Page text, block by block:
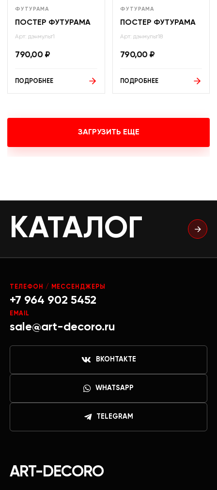
ФУТУРАМА
ПОСТЕР ФУТУРАМА
Арт: дэнмульт1
790,00 ₽
ПОДРОБНЕЕ
ФУТУРАМА
ПОСТЕР ФУТУРАМА
Арт: дэнмульт18
790,00 ₽
ПОДРОБНЕЕ
ЗАГРУЗИТЬ ЕЩЕ
КАТАЛОГ
ART-DECORO
ТЕЛЕФОН / МЕССЕНДЖЕРЫ
+7 964 902 5452
EMAIL
sale@art-decoro.ru
ВКОНТАКТЕ
WHATSAPP
TELEGRAM